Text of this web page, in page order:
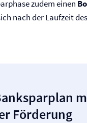
zudem einen
nach der Laufzeit
Förderung